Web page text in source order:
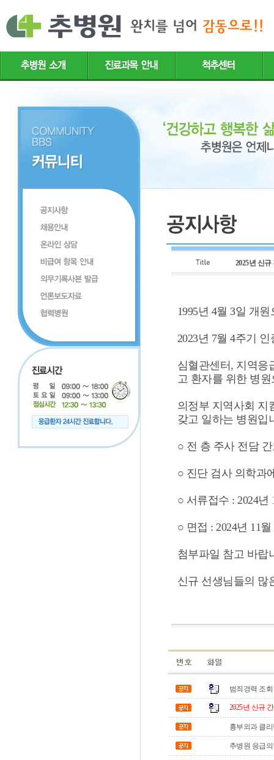
2025년 신
1995년 4월 3일 개
2023년 7월 4주기
심혈관센터, 지역응
고 환자를 위한 병
의정부 지역사회 지
갖고 일하는 병원입
○ 전 층 주사 전담
○ 진단 검사 의학과
○ 서류접수 : 2024년
○ 면접 : 2024년 11
첨부파일 참고 바랍
신규 선생님들의 많
범죄경력 조
2025년 신규
흉부외과 클
추병원 응급